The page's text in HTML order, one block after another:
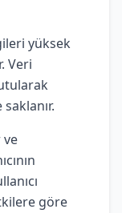
yüksek
Veri
ve
göre